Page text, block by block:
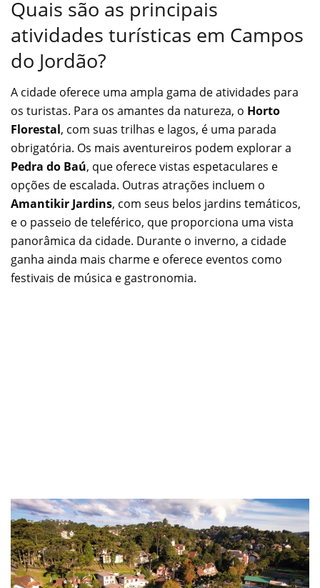
Quais são as principais
atividades turísticas em Campos
do Jordão?
A cidade oferece uma ampla gama de atividades para
os turistas. Para os amantes da natureza, o Horto
Florestal, com suas trilhas e lagos, é uma parada
obrigatória. Os mais aventureiros podem explorar a
Pedra do Baú, que oferece vistas espetaculares e
opções de escalada. Outras atrações incluem o
Amantikir Jardins, com seus belos jardins temáticos,
e o passeio de teleférico, que proporciona uma vista
panorâmica da cidade. Durante o inverno, a cidade
ganha ainda mais charme e oferece eventos como
festivais de música e gastronomia.